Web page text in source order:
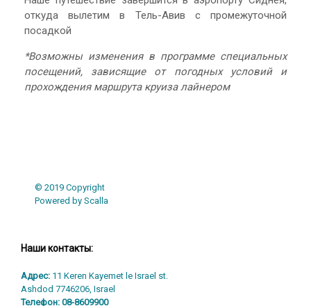
откуда вылетим в Тель-Авив c промежуточной
посадкой
*Возможны изменения в программе специальных
посещений, зависящие от погодных условий и
прохождения маршрута круиза лайнером
© 2019 Copyright
Powered by Scalla
Наши контакты:
Адрес: 11 Keren Kayemet le Israel st.
Ashdod 7746206, Israel
Телефон: 08-8609900